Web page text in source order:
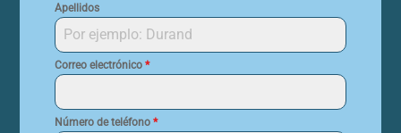
Apellidos
Correo electrónico *
Número de teléfono *